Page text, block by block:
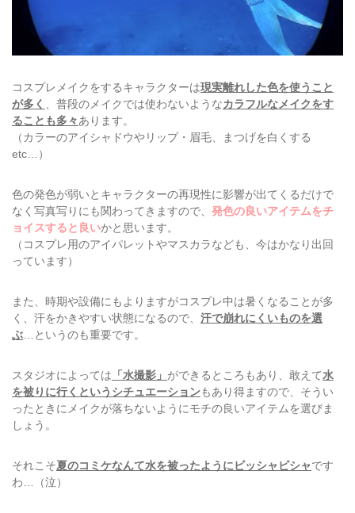
コスプレメイクをするキャラクターは現実離れした色を使うこと
が多く
、普段のメイクでは使わないようなカラフルなメイクをす
ることも多々あります。
（カラーのアイシャドウやリップ・眉毛、まつげを白くする
etc…）
色の発色が弱いとキャラクターの再現性に影響が出てくるだけで
なく写真写りにも関わってきますので、 発色の良いアイテムをチ
ョイスすると良いかと思います。
（コスプレ用のアイパレットやマスカラなども、今はかなり出回
っています）
また、時期や設備にもよりますがコスプレ中は暑くなることが多
く、汗をかきやすい状態になるので、 汗で崩れにくいものを選
ぶ …というのも重要です。
スタジオによっては 「水撮影」 ができるところもあり、敢えて水
を被りに行くというシチュエーションもあり得ますので、そうい
ったときにメイクが落ちないようにモチの良いアイテムを選びま
しょう。
それこそ夏のコミケなんて水を被ったようにビッシャビシャです
わ…（泣）